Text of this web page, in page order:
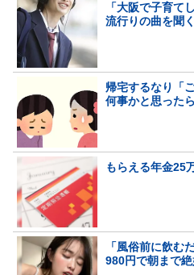
「大阪で子育て
流行りの曲を聞
帰宅するなり「
何事かと思ったら
もらえる年金25
「風俗前に飲む
980円で朝まで絶